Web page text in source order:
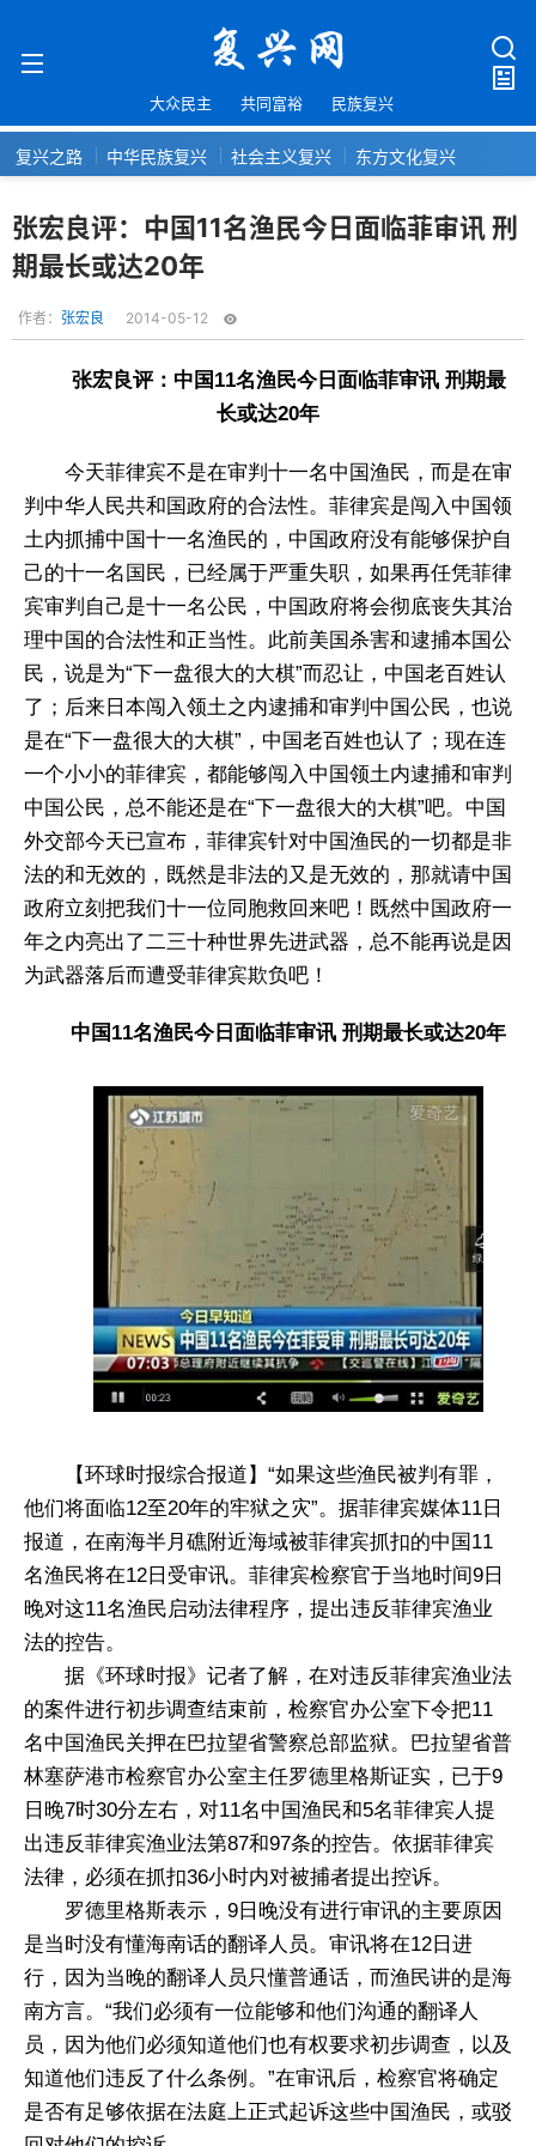
大众民主 共同富裕 民族复兴
复兴之路 中华民族复兴 社会主义复兴 东方文化复兴
张宏良评：中国11名渔民今日面临菲审讯 刑
期最长或达20年
作者： 张宏良 2014-05-12
张宏良评：中国11名渔民今日面临菲审讯 刑期最
长或达20年
今天菲律宾不是在审判十一名中国渔民，而是在审
判中华人民共和国政府的合法性。菲律宾是闯入中国领
土内抓捕中国十一名渔民的，中国政府没有能够保护自
己的十一名国民，已经属于严重失职，如果再任凭菲律
宾审判自己是十一名公民，中国政府将会彻底丧失其治
理中国的合法性和正当性。此前美国杀害和逮捕本国公
民，说是为“下一盘很大的大棋”而忍让，中国老百姓认
了；后来日本闯入领土之内逮捕和审判中国公民，也说
是在“下一盘很大的大棋”，中国老百姓也认了；现在连
一个小小的菲律宾，都能够闯入中国领土内逮捕和审判
中国公民，总不能还是在“下一盘很大的大棋”吧。中国
外交部今天已宣布，菲律宾针对中国渔民的一切都是非
法的和无效的，既然是非法的又是无效的，那就请中国
政府立刻把我们十一位同胞救回来吧！既然中国政府一
年之内亮出了二三十种世界先进武器，总不能再说是因
为武器落后而遭受菲律宾欺负吧！
中国11名渔民今日面临菲审讯 刑期最长或达20年
【环球时报综合报道】“如果这些渔民被判有罪，
他们将面临12至20年的牢狱之灾”。据菲律宾媒体11日
报道，在南海半月礁附近海域被菲律宾抓扣的中国11
名渔民将在12日受审讯。菲律宾检察官于当地时间9日
晚对这11名渔民启动法律程序，提出违反菲律宾渔业
法的控告。
据《环球时报》记者了解，在对违反菲律宾渔业法
的案件进行初步调查结束前，检察官办公室下令把11
名中国渔民关押在巴拉望省警察总部监狱。巴拉望省普
林塞萨港市检察官办公室主任罗德里格斯证实，已于9
日晚7时30分左右，对11名中国渔民和5名菲律宾人提
出违反菲律宾渔业法第87和97条的控告。依据菲律宾
法律，必须在抓扣36小时内对被捕者提出控诉。
罗德里格斯表示，9日晚没有进行审讯的主要原因
是当时没有懂海南话的翻译人员。审讯将在12日进
行，因为当晚的翻译人员只懂普通话，而渔民讲的是海
南方言。“我们必须有一位能够和他们沟通的翻译人
员，因为他们必须知道他们也有权要求初步调查，以及
知道他们违反了什么条例。”在审讯后，检察官将确定
是否有足够依据在法庭上正式起诉这些中国渔民，或驳